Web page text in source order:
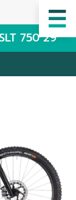
750 29